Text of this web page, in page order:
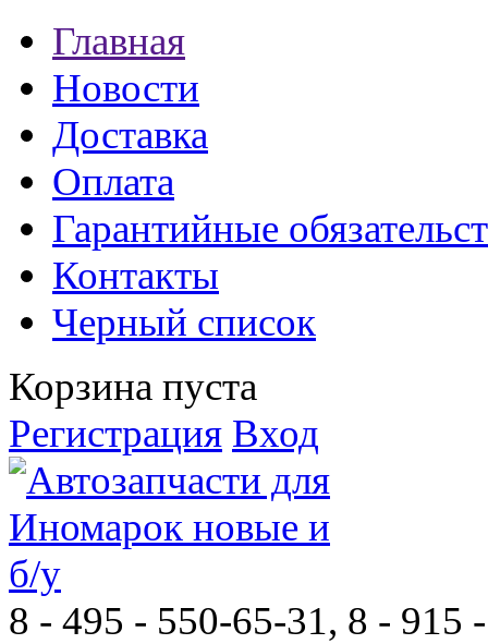
Главная
Новости
Доставка
Оплата
Гарантийные
Контакты
Черный список
Корзина пуста
Регистрация Вход
8 - 495 - 550-65-31, 8 - 915